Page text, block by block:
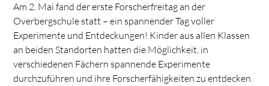
Am 2. Mai fand der erste Forscherfreitag an der
Overbergschule statt – ein spannender Tag voller
Experimente und Entdeckungen! Kinder aus allen Klassen
an beiden Standorten hatten die Möglichkeit, in
verschiedenen Fächern spannende Experimente
durchzuführen und ihre Forscherfähigkeiten zu entdecken.